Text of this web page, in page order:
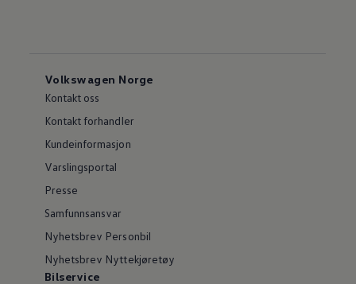
Volkswagen Norge
Kontakt oss
Kontakt forhandler
Kundeinformasjon
Varslingsportal
Presse
Samfunnsansvar
Nyhetsbrev Personbil
Nyhetsbrev Nyttekjøretøy
Bilservice